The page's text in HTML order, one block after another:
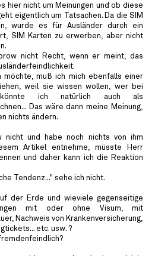
hier nicht um Meinungen und ob diese
eigentlich um Tatsachen. Da die SIM
wurde es für Ausländer durch ein
SIM Karten zu erwerben, aber nicht
nicht Recht, wenn er meint, das
möchte, muß ich mich ebenfalls einer
weil sie wissen wollen, wer bei
ich natürlich auch als
Das wäre dann meine Meinung,
nichts ändern.
nicht und habe noch nichts von ihm
Artikel entnehme, müsste Herr
und daher kann ich die Reaktion
Tendenz..." sehe ich nicht.
der Erde und wieviele gegenseitige
mit oder ohne Visum, mit
Nachweis von Krankenversicherung,
etc. usw. ?